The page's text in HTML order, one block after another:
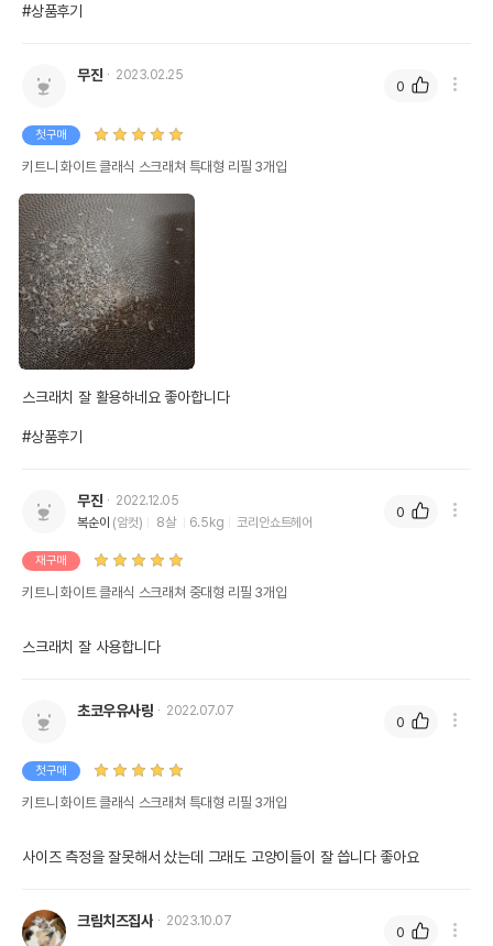
상품 필수 정보
[중대형]
받았음을 확인할수 있는
경우 그에 대한 사항
상품상세설명 참조
#상품후기
무진 2023.02.25
첫구매
키트니 화이트 클래식 스크래쳐 특대형 리필 3개입
스크래치 잘 활용하네요 좋아합니다
#상품후기
0
무진
2022.12.05
복순이 (암컷) 8살 6.5kg 코리안쇼트헤어
재구매
키트니 화이트 클래식 스크래쳐 중대형 리필 3개입
스크래치 잘 사용합니다
0
초코우유사랑 2022.07.07
첫구매
키트니 화이트 클래식 스크래쳐 특대형 리필 3개입
사이즈 측정을 잘못해서 샀는데 그래도 고양이들이 잘 씁니다 좋아요
0
크림치즈집사 2023.10.07
0